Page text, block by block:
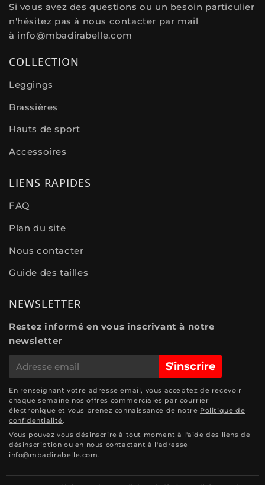
Si vous avez des questions ou un besoin particulier
n'hésitez pas à nous contacter par mail
à info@mbadirabelle.com
COLLECTION
Leggings
Brassières
Hauts de sport
Accessoires
LIENS RAPIDES
FAQ
Plan du site
Nous contacter
Guide des tailles
NEWSLETTER
Restez informé en vous inscrivant à notre
newsletter
E-
mail
S'inscrire
En renseignant votre adresse email, vous acceptez de recevoir
chaque semaine nos offres commerciales par courrier
électronique et vous prenez connaissance de notre Politique de
confidentialité.
Vous pouvez vous désinscrire à tout moment à l'aide des liens de
désinscription ou en nous contactant à l'adresse
info@mbadirabelle.com.